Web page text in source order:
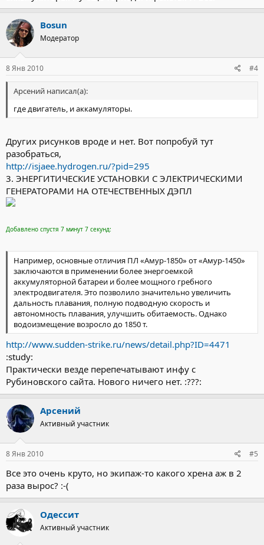
Bosun
Модератор
8 Янв 2010 #4
Арсений написал(а):
где двигатель, и аккамуляторы.
Других рисунков вроде и нет. Вот попробуй тут
разобраться,
http://isjaee.hydrogen.ru/?pid=295
3. ЭНЕРГИТИЧЕСКИЕ УСТАНОВКИ С ЭЛЕКТРИЧЕСКИМИ
ГЕНЕРАТОРАМИ НА ОТЕЧЕСТВЕННЫХ ДЭПЛ
Добавлено спустя 7 минут 7 секунд:
Например, основные отличия ПЛ «Амур-1850» от «Амур-1450»
заключаются в применении более энергоемкой
аккумуляторной батареи и более мощного гребного
электродвигателя. Это позволило значительно увеличить
дальность плавания, полную подводную скорость и
автономность плавания, улучшить обитаемость. Однако
водоизмещение возросло до 1850 т.
http://www.sudden-strike.ru/news/detail.php?ID=4471
:study:
Практически везде перепечатывают инфу с
Рубиновского сайта. Нового ничего нет. :???:
Арсений
Активный участник
8 Янв 2010 #5
Все это очень круто, но экипаж-то какого хрена аж в 2
раза вырос? :-(
Одессит
Активный участник